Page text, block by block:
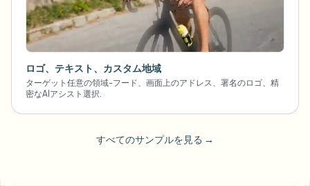
ロゴ、テキスト、カスタム地域
ターゲット任意の領域-フード、画面上のアドレス、署名のロゴ、精
密なAIアシスト選択.
すべてのサンプルを見る →